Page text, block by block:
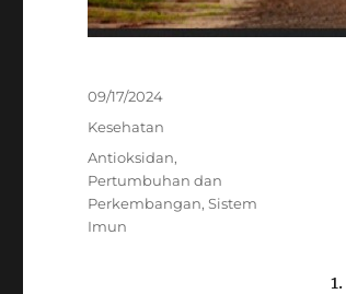
Posted
09/17/2024
Categories
Kesehatan
Tags
Antioksidan,
Pertumbuhan dan
Perkembangan,Sistem
Imun